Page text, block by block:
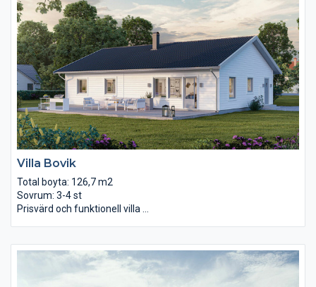
Villa Bovik
Total boyta: 126,7 m2
Sovrum: 3-4 st
Prisvärd och funktionell villa
Planlösningen har allt man kan önska med gott om förvaring,
öppet mellan kök och vardagsrum, 3-4 sovrum och en smart
groventré. Välj om ni vill ha 2 badrum eller använd det ena